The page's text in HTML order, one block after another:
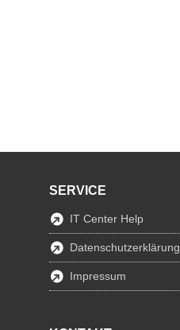
SERVICE
IT Center Help
Datenschutzerklärung
Impressum